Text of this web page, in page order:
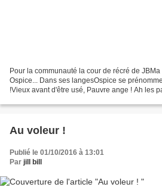
Pour la communauté la cour de récré de
Ospice... Dans ses langesOspice se
!Vieux avant d'être usé, Pauvre ange ! Ah les
Au voleur !
Publié le 01/10/2016 à 13:01
Par jill bill